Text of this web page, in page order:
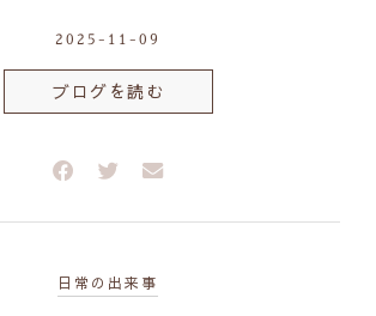
2025-11-09
ブログを読む
日常の出来事